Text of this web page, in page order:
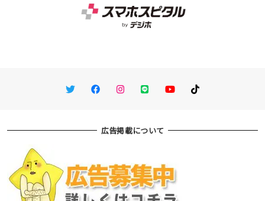
TwitterFacebookInstagram
LINE You TubeTikTok
広告掲載について